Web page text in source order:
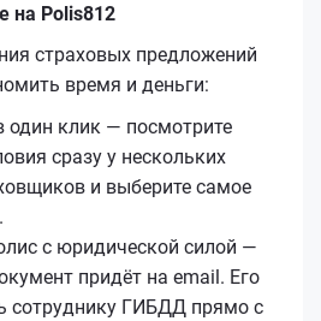
на Polis812
страховых предложений
время и деньги:
один клик — посмотрите
сразу у нескольких
и выберите самое
с юридической силой —
придёт на email. Его
сотруднику ГИБДД прямо с